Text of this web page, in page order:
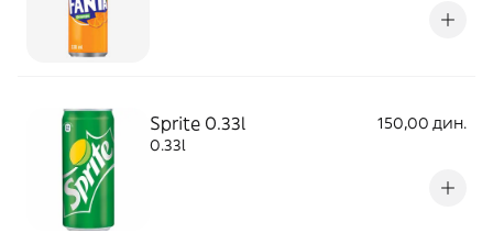
Sprite 0.33l
150,00 дин.
0.33l